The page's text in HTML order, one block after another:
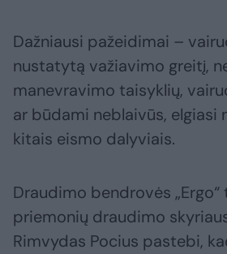
Dažniausi pažeidimai –
nustatytą važiavimo greitį,
manevravimo taisyklių,
ar būdami neblaivūs, elgiasi
kitais eismo dalyviais.
Draudimo bendrovės
priemonių draudimo
Rimvydas Pocius pastebi,